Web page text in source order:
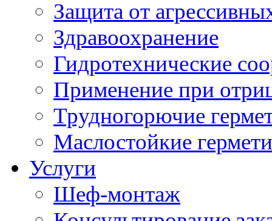
Защита от
Здравоохранение
Гидротехнические
Применение при
Трудногорючие
Маслостойкие
Услуги
Шеф-монтаж